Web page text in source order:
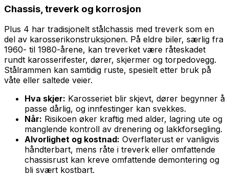
Chassis, treverk og korrosjon
Plus 4 har tradisjonelt stålchassis med treverk som en
del av karosserikonstruksjonen. På eldre biler, særlig fra
1960- til 1980-årene, kan treverket være råteskadet
rundt karosserifester, dører, skjermer og torpedovegg.
Stålrammen kan samtidig ruste, spesielt etter bruk på
våte eller saltede veier.
Hva skjer: Karosseriet blir skjevt, dører begynner å
passe dårlig, og innfestinger kan svekkes.
Når: Risikoen øker kraftig med alder, lagring ute og
manglende kontroll av drenering og lakkforsegling.
Alvorlighet og kostnad: Overflaterust er vanligvis
håndterbart, mens råte i treverk eller omfattende
chassisrust kan kreve omfattende demontering og
bli svært kostbart.